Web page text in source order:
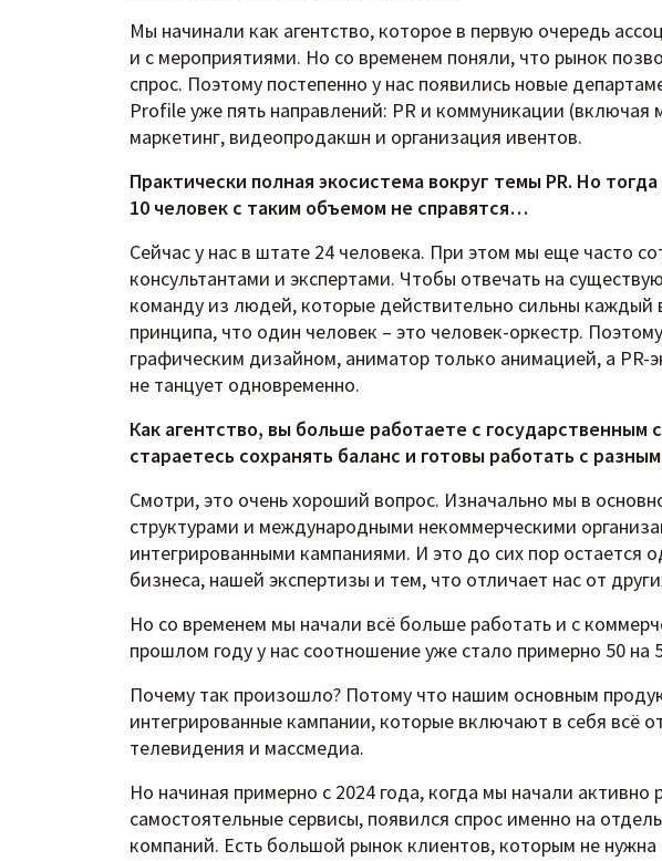
Мы начинали как агентство, которое в первую очередь
и с мероприятиями. Но со временем поняли, что рынок
спрос. Поэтому постепенно у нас появились новые
Profile уже пять направлений: PR и коммуникации
маркетинг, видеопродакшн и организация ивентов.
Практически полная экосистема вокруг темы PR. Но
10 человек с таким объемом не справятся…
Сейчас у нас в штате 24 человека. При этом мы еще часто
консультантами и экспертами. Чтобы отвечать на
команду из людей, которые действительно сильны каждый
принципа, что один человек – это человек-оркестр.
графическим дизайном, аниматор только анимацией, а PR-
не танцует одновременно.
Как агентство, вы больше работаете с
стараетесь сохранять баланс и готовы работать с
Смотри, это очень хороший вопрос. Изначально мы в
структурами и международными некоммерческими
интегрированными кампаниями. И это до сих пор
бизнеса, нашей экспертизы и тем, что отличает нас от
Но со временем мы начали всё больше работать и с
прошлом году у нас соотношение уже стало примерно 50 на
Почему так произошло? Потому что нашим основным
интегрированные кампании, которые включают в себя всё
телевидения и массмедиа.
Но начиная примерно с 2024 года, когда мы начали
самостоятельные сервисы, появился спрос именно на
компаний. Есть большой рынок клиентов, которым не